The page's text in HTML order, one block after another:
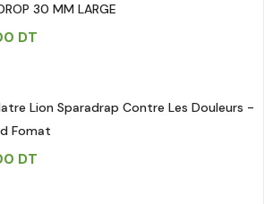
30 MM LARGE
DT
Lion Sparadrap Contre Les Douleurs -
Fomat
DT